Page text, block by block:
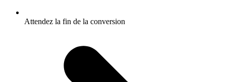
Attendez la fin de la conversion